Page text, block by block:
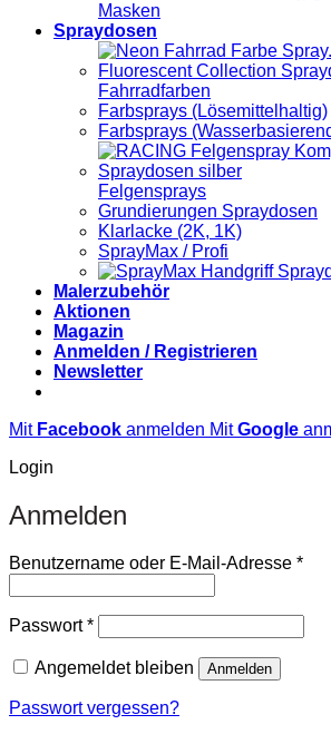
Masken
Spraydosen
Fahrradfarben
Farbsprays (Lösemittelhaltig)
Farbsprays
Felgensprays
Grundierungen Spraydosen
Klarlacke (2K, 1K)
SprayMax / Profi
Malerzubehör
Aktionen
Magazin
Anmelden / Registrieren
Newsletter
Mit Facebook anmelden MitGoogle
Login
Anmelden
Benutzername oder E-Mail-Adresse *
Passwort*Erforderlich
Angemeldet bleiben Anmelden
Passwort vergessen?